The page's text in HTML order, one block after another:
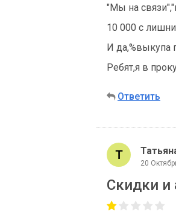
"Мы на
10 000 с
И да,%выкупа
Ребят,я в
Ответить
20
Скидки и